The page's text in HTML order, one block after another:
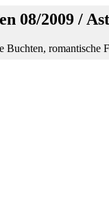
08/2009 /
Buchten, romantische